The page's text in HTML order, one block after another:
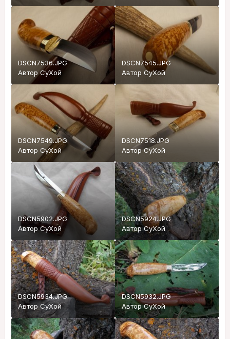
DSCN7536.JPG
АвторСуХой
DSCN7545.JPG
Автор СуХой
DSCN7549.JPG
Автор СуХой
DSCN7518.JPG
АвторСуХой
DSCN5902.JPG
АвторСуХой
DSCN5924.JPG
АвторСуХой
DSCN5934.JPG
Автор СуХой
DSCN5932.JPG
АвторСуХой